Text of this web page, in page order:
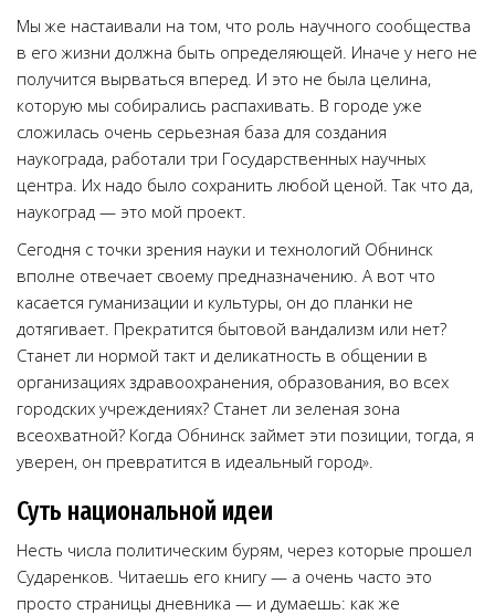
Мы же настаивали на том, что роль научного сообщества
в его жизни должна быть определяющей. Иначе у него не
получится вырваться вперед. И это не была целина,
которую мы собирались распахивать. В городе уже
сложилась очень серьезная база для создания
наукограда, работали три Государственных научных
центра. Их надо было сохранить любой ценой. Так что да,
наукоград — это мой проект.
Сегодня с точки зрения науки и технологий Обнинск
вполне отвечает своему предназначению. А вот что
касается гуманизации и культуры, он до планки не
дотягивает. Прекратится бытовой вандализм или нет?
Станет ли нормой такт и деликатность в общении в
организациях здравоохранения, образования, во всех
городских учреждениях? Станет ли зеленая зона
всеохватной? Когда Обнинск займет эти позиции, тогда, я
уверен, он превратится в идеальный город».
Суть национальной идеи
Несть числа политическим бурям, через которые прошел
Сударенков. Читаешь его книгу — а очень часто это
просто страницы дневника — и думаешь: как же